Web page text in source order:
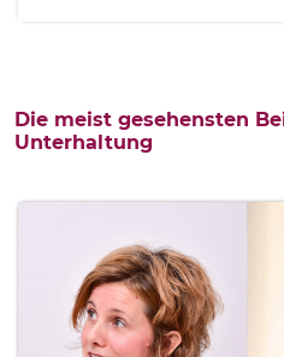
Die meist gesehensten
Unterhaltung